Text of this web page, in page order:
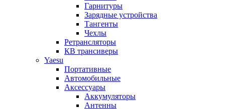
Гарнитуры
Зарядные устройства
Тангенты
Чехлы
Ретрансляторы
КВ трансиверы
Yaesu
Портативные
Автомобильные
Аксессуары
Аккумуляторы
Антенны